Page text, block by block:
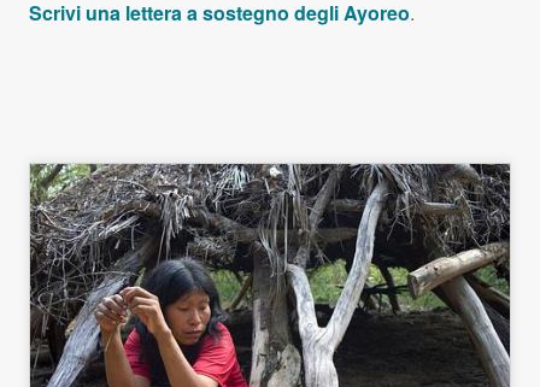
Scrivi una lettera a sostegno degli Ayoreo.